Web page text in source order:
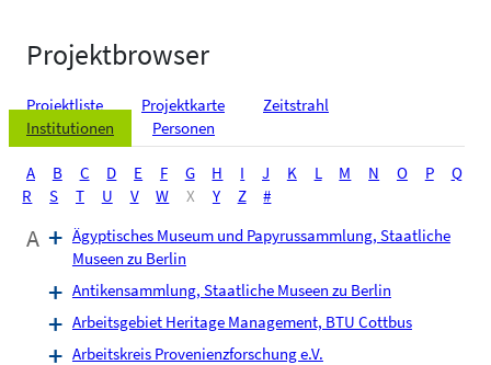
Projektbrowser
Projektliste Projektkarte
Zeitstrahl
Institutionen
Personen
A B C D E F G H I J K L M N O P
Q
R
S T U V W X Y Z #
A
Ägyptisches Museum und Papyrussammlung, Staatliche
Museen zu Berlin
Antikensammlung, Staatliche Museen zu Berlin
Arbeitsgebiet Heritage Management, BTU Cottbus
Arbeitskreis Provenienzforschung e.V.